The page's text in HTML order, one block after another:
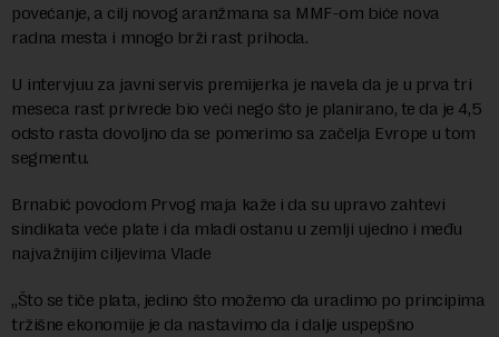
povećanje, a cilj novog aranžmana sa MMF-om biće nova
radna mesta i mnogo brži rast prihoda.
U intervjuu za javni servis premijerka je navela da je u prva tri
meseca rast privrede bio veći nego što je planirano, te da je 4,5
odsto rasta dovoljno da se pomerimo sa začelja Evrope u tom
segmentu.
Brnabić povodom Prvog maja kaže i da su upravo zahtevi
sindikata veće plate i da mladi ostanu u zemlji ujedno i među
najvažnijim ciljevima Vlade
„Što se tiče plata, jedino što možemo da uradimo po principima
tržišne ekonomije je da nastavimo da i dalje uspepšno